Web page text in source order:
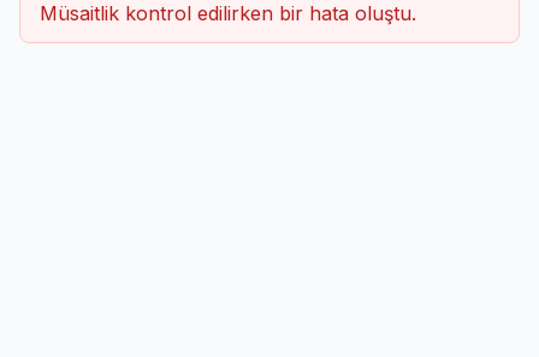
Müsaitlik kontrol edilirken bir hata oluştu.